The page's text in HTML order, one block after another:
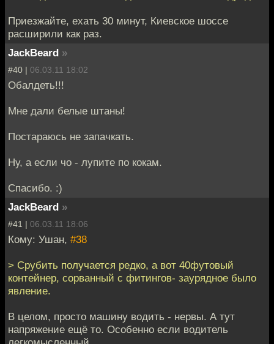
Приезжайте, ехать 30 минут, Киевское шоссе
расширили как раз.
JackBeard »
#40 | 06.03.11 18:02
Обалдеть!!!
Мне дали белые штаны!
Постараюсь не запачкать.
Ну, а если чо - лупите по кокам.
Спасибо. :)
JackBeard »
#41 | 06.03.11 18:06
Кому: Ушан, #38
> Срубить получается редко, а вот 40футовый
контейнер, сорванный с фитингов- заурядное было
явление.
В целом, просто машину водить - нервы. А тут
напряжение ещё то. Особенно если водитель